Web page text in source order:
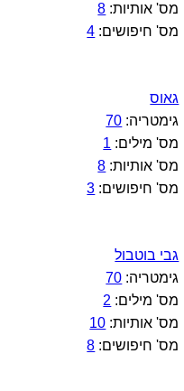
מס' אותיות: 8
מס' חיפושים: 4
גאוס
גימטריה: 70
מס' מילים: 1
מס' אותיות: 8
מס' חיפושים: 3
גבי בוטבול
גימטריה: 70
מס' מילים: 2
מס' אותיות: 10
מס' חיפושים: 8